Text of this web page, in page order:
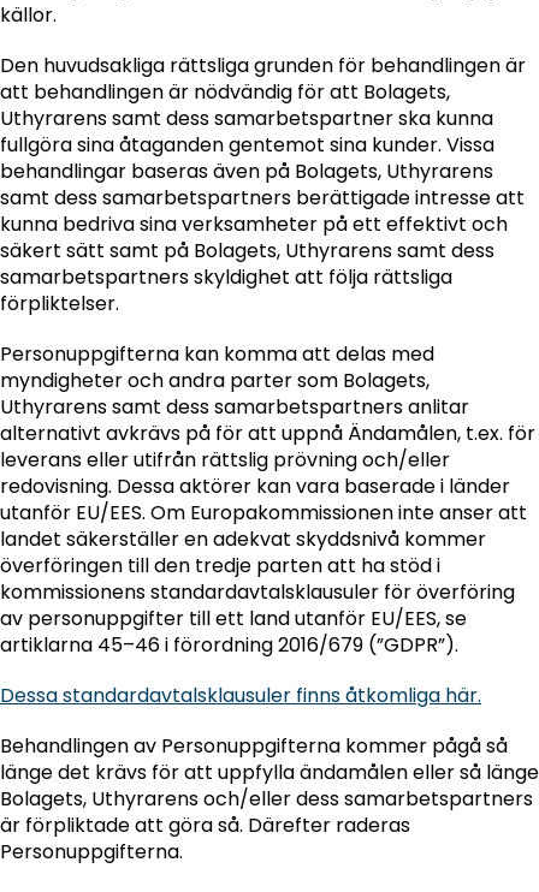
källor.
Den huvudsakliga rättsliga grunden för behandlingen är
att behandlingen är nödvändig för att Bolagets,
Uthyrarens samt dess samarbetspartner ska kunna
fullgöra sina åtaganden gentemot sina kunder. Vissa
behandlingar baseras även på Bolagets, Uthyrarens
samt dess samarbetspartners berättigade intresse att
kunna bedriva sina verksamheter på ett effektivt och
säkert sätt samt på Bolagets, Uthyrarens samt dess
samarbetspartners skyldighet att följa rättsliga
förpliktelser.
Personuppgifterna kan komma att delas med
myndigheter och andra parter som Bolagets,
Uthyrarens samt dess samarbetspartners anlitar
alternativt avkrävs på för att uppnå Ändamålen, t.ex. för
leverans eller utifrån rättslig prövning och/eller
redovisning. Dessa aktörer kan vara baserade i länder
utanför EU/EES. Om Europakommissionen inte anser att
landet säkerställer en adekvat skyddsnivå kommer
överföringen till den tredje parten att ha stöd i
kommissionens standardavtalsklausuler för överföring
av personuppgifter till ett land utanför EU/EES, se
artiklarna 45–46 i förordning 2016/679 (”GDPR”).
Dessa standardavtalsklausuler finns åtkomliga här.
Behandlingen av Personuppgifterna kommer pågå så
länge det krävs för att uppfylla ändamålen eller så länge
Bolagets, Uthyrarens och/eller dess samarbetspartners
är förpliktade att göra så. Därefter raderas
Personuppgifterna.